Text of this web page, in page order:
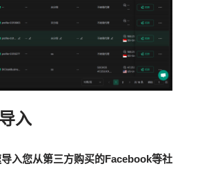
入
入您从第三方购买的Facebook等社